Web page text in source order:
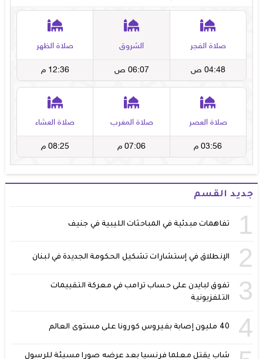
جديد القسم
1 تفاهمات مبدئية في المباحثات الليبية في جنيف
2 الإنطلاق في إستشارات تشكيل الحكومة الجديدة في لبنان
3
تفوق لبايدن على حساب ترامب في معركة التقييمات
التلفزيونية
4 40 مليون إصابة بفيروس كورونا على مستوى العالم
شاب يقتل معلما فرنسيا بعد عرضه صورا مسيئة للرسول